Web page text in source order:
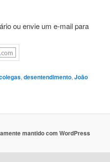
ou envie um e-mail para
, desentendimento, João
mantido com WordPress